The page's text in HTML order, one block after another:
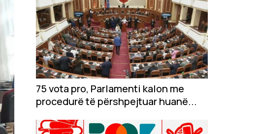
75 vota pro, Parlamenti kalon me
procedurë të përshpejtuar huanë...